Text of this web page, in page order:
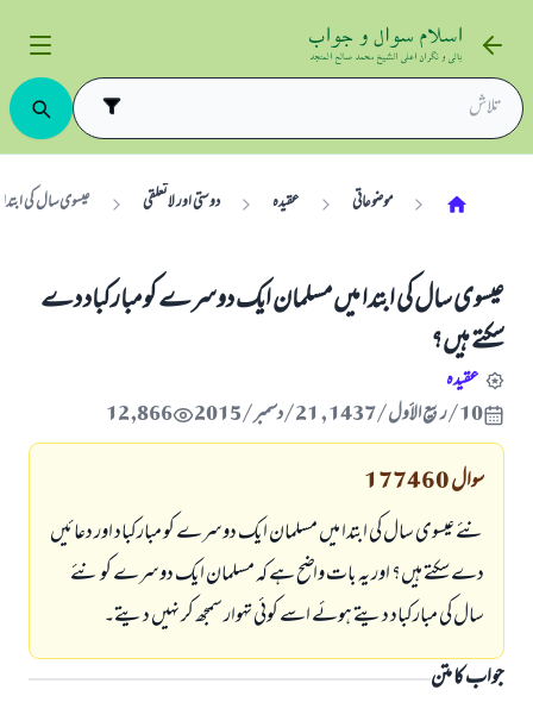
موضوعاتی عقیدہ دوستی اور لاتعلقی عیسوی سال کی
عیسوی سال کی ابتدا میں مسلمان ایک دوسرے کو مبارکباد دے
سکتے ہیں؟
عقیدہ
10/ربيع الأول/1437 , 21/دسمبر/2015
12,866
سوال177460
نئے عیسوی سال کی ابتدا میں مسلمان ایک دوسرے کو مبارکباد اور دعائیں
دے سکتے ہیں؟ اور یہ بات واضح ہے کہ مسلمان ایک دوسرے کو نئے
سال کی مبارکباد دیتے ہوئے اسے کوئی تہوار سمجھ کر نہیں دیتے۔
جواب کا متن